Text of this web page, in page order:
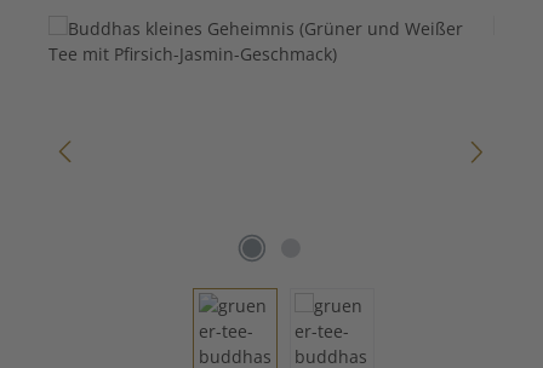
Bildergalerie überspringen